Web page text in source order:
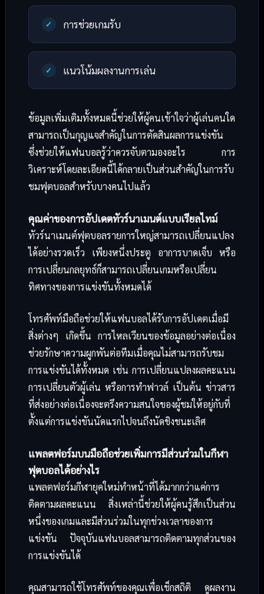
การช่วยเกมรับ
แนวโน้มผลงานการเล่น
ข้อมูลเพิ่มเติมทั้งหมดนี้ช่วยให้ผู้คนเข้าใจว่าผู้เล่นคนใด
สามารถเป็นกุญแจสำคัญในการตัดสินผลการแข่งขัน
ซึ่งช่วยให้แฟนบอลรู้ว่าควรจับตามองอะไร การ
วิเคราะห์โดยละเอียดนี้ได้กลายเป็นส่วนสำคัญในการรับ
ชมฟุตบอลสำหรับบางคนไปแล้ว
คุณค่าของการอัปเดตทัวร์นาเมนต์แบบเรียลไทม์
ทัวร์นาเมนต์ฟุตบอลรายการใหญ่สามารถเปลี่ยนแปลง
ได้อย่างรวดเร็ว เพียงหนึ่งประตู อาการบาดเจ็บ หรือ
การเปลี่ยนกลยุทธ์ก็สามารถเปลี่ยนเกมหรือเปลี่ยน
ทิศทางของการแข่งขันทั้งหมดได้
โทรศัพท์มือถือช่วยให้แฟนบอลได้รับการอัปเดตเมื่อมี
สิ่งต่างๆ เกิดขึ้น การไหลเวียนของข้อมูลอย่างต่อเนื่อง
ช่วยรักษาความผูกพันต่อทีมเมื่อคุณไม่สามารถรับชม
การแข่งขันได้ทั้งหมด เช่น การเปลี่ยนแปลงผลคะแนน
การเปลี่ยนตัวผู้เล่น หรือการทำฟาวล์ เป็นต้น ข่าวสาร
ที่ส่งอย่างต่อเนื่องจะตรึงความสนใจของผู้ชมให้อยู่กับที่
ตั้งแต่การแข่งขันนัดแรกไปจนถึงนัดชิงชนะเลิศ
แพลตฟอร์มบนมือถือช่วยเพิ่มการมีส่วนร่วมในกีฬา
ฟุตบอลได้อย่างไร
แพลตฟอร์มกีฬายุคใหม่ทำหน้าที่ได้มากกว่าแค่การ
ติดตามผลคะแนน สิ่งเหล่านี้ช่วยให้ผู้คนรู้สึกเป็นส่วน
หนึ่งของเกมและมีส่วนร่วมในทุกช่วงเวลาของการ
แข่งขัน ปัจจุบันแฟนบอลสามารถติดตามทุกส่วนของ
การแข่งขันได้
คุณสามารถใช้โทรศัพท์ของคุณเพื่อเช็กสถิติ ดูผลงาน